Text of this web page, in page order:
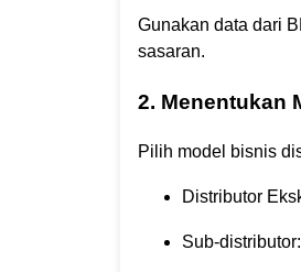
Gunakan data dari
sasaran.
2. Menentukan
Pilih model bisnis
Distributor
Sub-